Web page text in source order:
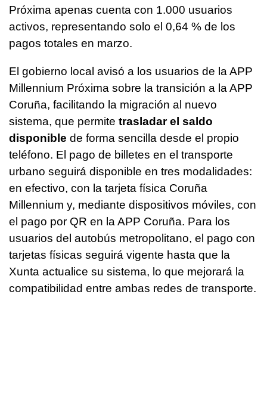
Próxima apenas cuenta con 1.000 usuarios
activos, representando solo el 0,64 % de los
pagos totales en marzo.
El gobierno local avisó a los usuarios de la APP
Millennium Próxima sobre la transición a la APP
Coruña, facilitando la migración al nuevo
sistema, que permite trasladar el saldo
disponible de forma sencilla desde el propio
teléfono. El pago de billetes en el transporte
urbano seguirá disponible en tres modalidades:
en efectivo, con la tarjeta física Coruña
Millennium y, mediante dispositivos móviles, con
el pago por QR en la APP Coruña. Para los
usuarios del autobús metropolitano, el pago con
tarjetas físicas seguirá vigente hasta que la
Xunta actualice su sistema, lo que mejorará la
compatibilidad entre ambas redes de transporte.